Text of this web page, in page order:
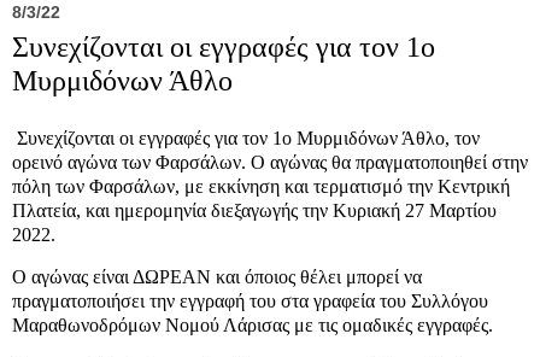
8/3/22
Συνεχίζονται οι εγγραφές για τον 1ο
Μυρμιδόνων Άθλο
Συνεχίζονται οι εγγραφές για τον 1ο Μυρμιδόνων Άθλο, τον
ορεινό αγώνα των Φαρσάλων. Ο αγώνας θα πραγματοποιηθεί στην
πόλη των Φαρσάλων, με εκκίνηση και τερματισμό την Κεντρική
Πλατεία, και ημερομηνία διεξαγωγής την Κυριακή 27 Μαρτίου
2022.
Ο αγώνας είναι ΔΩΡΕΑΝ και όποιος θέλει μπορεί να
πραγματοποιήσει την εγγραφή του στα γραφεία του Συλλόγου
Μαραθωνοδρόμων Νομού Λάρισας με τις ομαδικές εγγραφές.